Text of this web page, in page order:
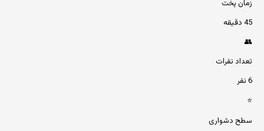
زمان پخت
45 دقیقه
👥
تعداد نفرات
6 نفر
⭐
سطح دشواری